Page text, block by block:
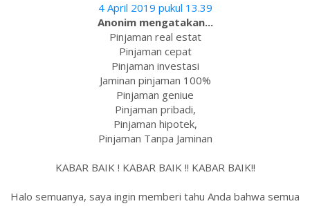
4 April 2019 pukul 13.39
Anonim mengatakan...
Pinjaman real estat
Pinjaman cepat
Pinjaman investasi
Jaminan pinjaman 100%
Pinjaman geniue
Pinjaman pribadi,
Pinjaman hipotek,
Pinjaman Tanpa Jaminan
KABAR BAIK ! KABAR BAIK !! KABAR BAIK!!
Halo semuanya, saya ingin memberi tahu Anda bahwa semua